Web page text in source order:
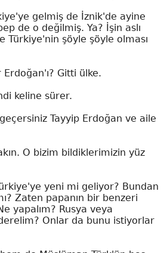
gelmiş de İznik'de ayine
de o değilmiş. Ya? İşin aslı
Türkiye'nin şöyle şöyle olması
Erdoğan'ı? Gitti ülke.
keline sürer.
Tayyip Erdoğan ve aile
O bizim bildiklerimizin yüz
yeni mi geliyor? Bundan
Zaten papanın bir benzeri
yapalım? Rusya veya
Onlar da bunu istiyorlar